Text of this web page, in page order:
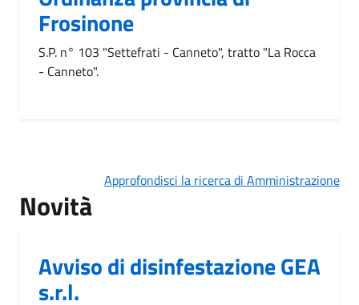
Frosinone
S.P. n° 103 "Settefrati - Canneto", tratto "La Rocca
- Canneto".
Approfondisci la ricerca di Amministrazione
Novità
Avviso di disinfestazione GEA
s.r.l.